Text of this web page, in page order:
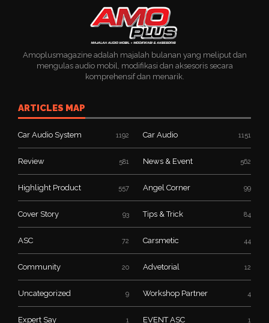
Amoplusmagazine adalah majalah bulanan yang meliput dan
mengulas audio mobil, modifikasi dan aksesoris secara
komprehensif dan menarik.
ARTICLES MAP
Car Audio System 1192 Car Audio 1151
Review 581 News & Event 562
Highlight Product 557 Angel Corner 99
Cover Story 93 Tips & Trick 84
ASC 72 Carsmetic 44
Community 20 Advetorial 12
Uncategorized 9 Workshop Partner 4
Expert Say 1 EVENT ASC 1